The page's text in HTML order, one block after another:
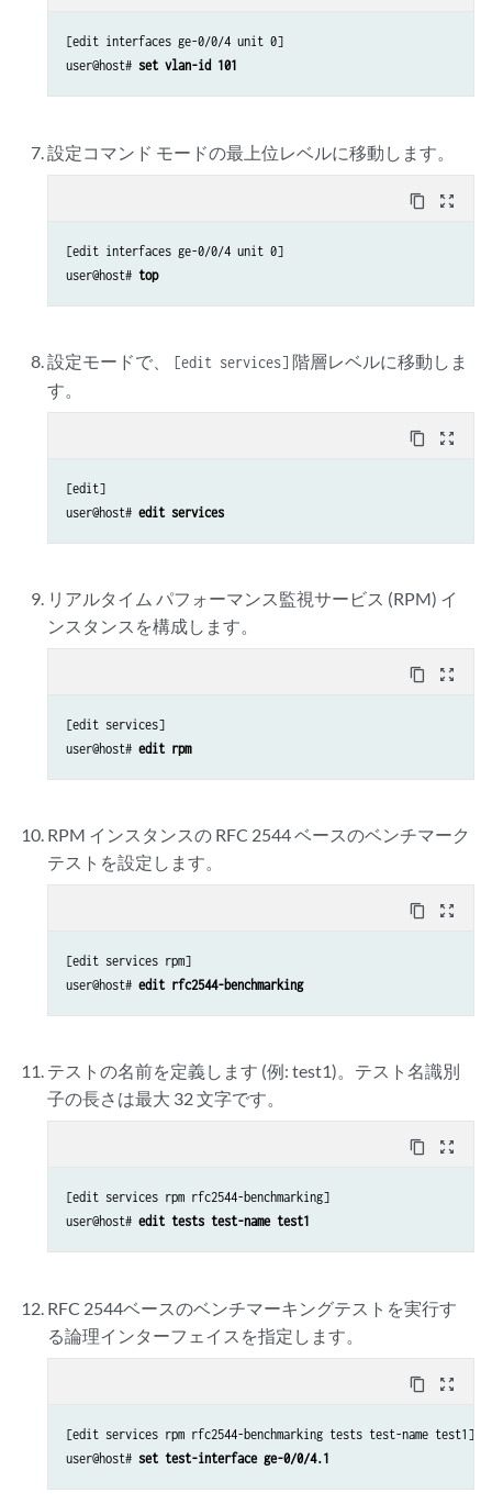
[edit interfaces ge-0/0/4 unit 0]
user@host# set vlan-id 101
設定コマンド モードの最上位レベルに移動します。
content_copy zoom_out_map
[edit interfaces ge-0/0/4 unit 0]
user@host# top
設定モードで、 [edit services] 階層レベルに移動しま
す。
content_copy zoom_out_map
[edit]
user@host# edit services
リアルタイム パフォーマンス監視サービス (RPM) イ
ンスタンスを構成します。
content_copy zoom_out_map
[edit services]
user@host# edit rpm
RPM インスタンスの RFC 2544 ベースのベンチマーク
テストを設定します。
content_copy zoom_out_map
[edit services rpm]
user@host# edit rfc2544-benchmarking
テストの名前を定義します (例: test1)。テスト名識別
子の長さは最大 32 文字です。
content_copy zoom_out_map
[edit services rpm rfc2544-benchmarking]
user@host# edit tests test-name test1
RFC 2544ベースのベンチマーキングテストを実行す
る論理インターフェイスを指定します。
content_copy zoom_out_map
[edit services rpm rfc2544-benchmarking tests test-name test1]
user@host# set test-interface ge-0/0/4.1